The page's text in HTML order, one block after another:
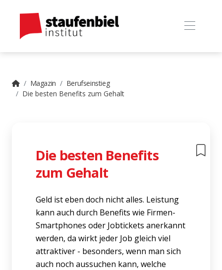
Magazin
Berufseinstieg
Die besten Benefits zum Gehalt
Die besten Benefits
zum Gehalt
Geld ist eben doch nicht alles. Leistung
kann auch durch Benefits wie Firmen-
Smartphones oder Jobtickets anerkannt
werden, da wirkt jeder Job gleich viel
attraktiver - besonders, wenn man sich
auch noch aussuchen kann, welche